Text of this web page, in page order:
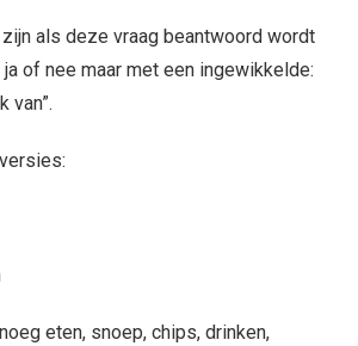
zijn als deze vraag beantwoord wordt
of nee maar met een ingewikkelde:
van”.
eten, snoep, chips, drinken,